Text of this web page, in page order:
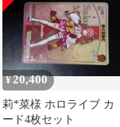
¥20,400
莉*菜様 ホロライブ カ
ード4枚セット